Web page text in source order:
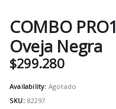
COMBO
Oveja Negra
$299.280
Availability: Agotado
SKU: 82297